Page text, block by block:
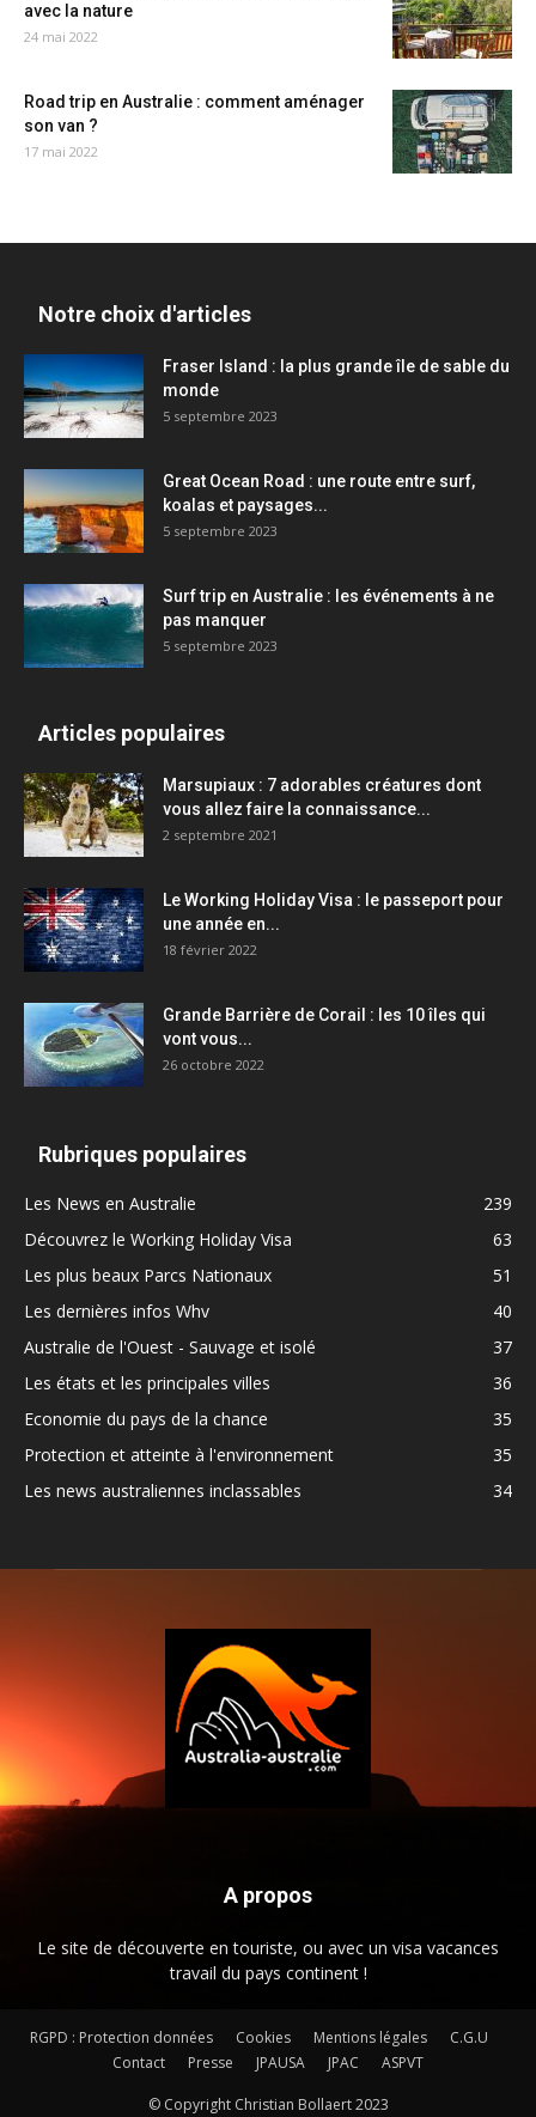
avec la nature
24 mai 2022
Road trip en Australie : comment aménager
son van ?
17 mai 2022
Notre choix d'articles
Fraser Island : la plus grande île de sable du
monde
5 septembre 2023
Great Ocean Road : une route entre surf,
koalas et paysages...
5 septembre 2023
Surf trip en Australie : les événements à ne
pas manquer
5 septembre 2023
Articles populaires
Marsupiaux : 7 adorables créatures dont
vous allez faire la connaissance...
2 septembre 2021
Le Working Holiday Visa : le passeport pour
une année en...
18 février 2022
Grande Barrière de Corail : les 10 îles qui
vont vous...
26 octobre 2022
Rubriques populaires
Les News en Australie
239
Découvrez le Working Holiday Visa
63
Les plus beaux Parcs Nationaux
51
Les dernières infos Whv
40
Australie de l'Ouest - Sauvage et isolé
37
Les états et les principales villes
36
Economie du pays de la chance
35
Protection et atteinte à l'environnement
35
Les news australiennes inclassables
34
A propos
Le site de découverte en touriste, ou avec un visa vacances
travail du pays continent !
RGPD : Protection données Cookies Mentions légales
C.G.U
Contact
Presse JPAUSA JPAC ASPVT
© Copyright Christian Bollaert 2023